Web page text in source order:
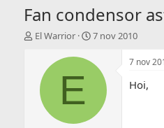
Fan condensor
T
El Warrior
S
a
7 nov 2010
E
7 nov
Hoi,